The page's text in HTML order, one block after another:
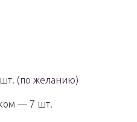
(по желанию)
— 7 шт.